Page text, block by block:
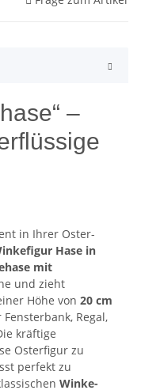
–
in Ihrer Oster-
Hase in
mit
und zieht
Höhe von 20 cm
Regal,
kräftige
Osterfigur zu
perfekt zu
Winke-